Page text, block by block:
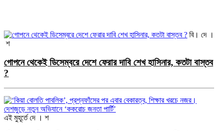
বি। দে ।
শ
গোপনে থেকেই ডিসেম্বরে দেশে ফেরার দাবি শেখ হাসিনার, কতটা বাস্তব
?
এই মুহূর্তে দে । শ